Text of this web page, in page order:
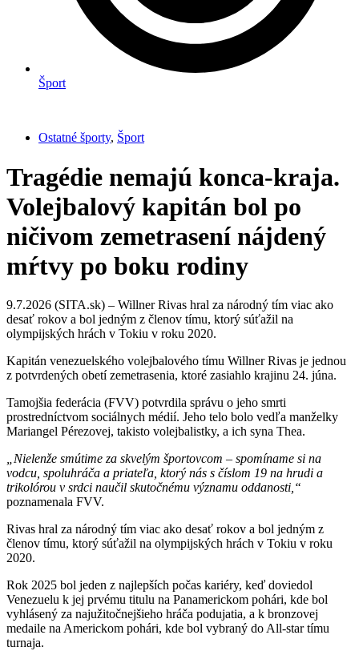
Šport
Ostatné športy, Šport
Tragédie nemajú konca-kraja.
Volejbalový kapitán bol po
ničivom zemetrasení nájdený
mŕtvy po boku rodiny
9.7.2026 (SITA.sk) – Willner Rivas hral za národný tím viac ako
desať rokov a bol jedným z členov tímu, ktorý súťažil na
olympijských hrách v Tokiu v roku 2020.
Kapitán venezuelského volejbalového tímu Willner Rivas je jednou
z potvrdených obetí zemetrasenia, ktoré zasiahlo krajinu 24. júna.
Tamojšia federácia (FVV) potvrdila správu o jeho smrti
prostredníctvom sociálnych médií. Jeho telo bolo vedľa manželky
Mariangel Pérezovej, takisto volejbalistky, a ich syna Thea.
„Nielenže smútime za skvelým športovcom – spomíname si na
vodcu, spoluhráča a priateľa, ktorý nás s číslom 19 na hrudi a
trikolórou v srdci naučil skutočnému významu oddanosti,“
poznamenala FVV.
Rivas hral za národný tím viac ako desať rokov a bol jedným z
členov tímu, ktorý súťažil na olympijských hrách v Tokiu v roku
2020.
Rok 2025 bol jeden z najlepších počas kariéry, keď doviedol
Venezuelu k jej prvému titulu na Panamerickom pohári, kde bol
vyhlásený za najužitočnejšieho hráča podujatia, a k bronzovej
medaile na Americkom pohári, kde bol vybraný do All-star tímu
turnaja.